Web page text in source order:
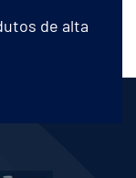
de alta